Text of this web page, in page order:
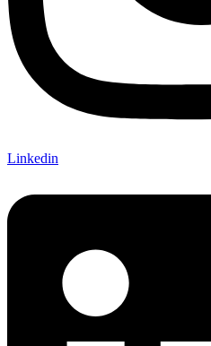
Linkedin